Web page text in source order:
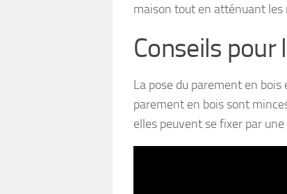
maison tout en atténuant les
Conseils pour
La pose du parement en
parement en bois sont
elles peuvent se fixer par